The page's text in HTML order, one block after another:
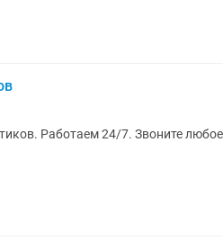
Работаем 24/7. Звоните